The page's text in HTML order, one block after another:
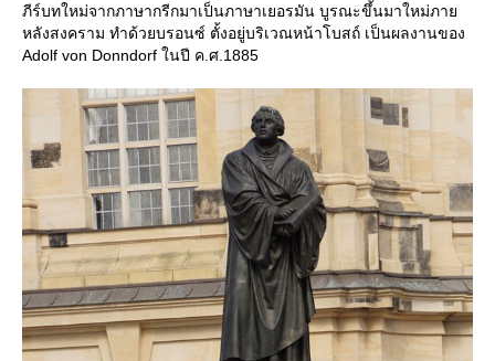
ภีร์บทใหม่จากภาษากรีกมาเป็นภาษาเยอรมัน บูรณะขึ้นมาใหม่ภา
หลังสงคราม ทำด้วยบรอนซ์ ตั้งอยู่บริเวณหน้าโบสถ์ เป็นผลงานของ
Adolf von Donndorf ในปี ค.ศ.1885